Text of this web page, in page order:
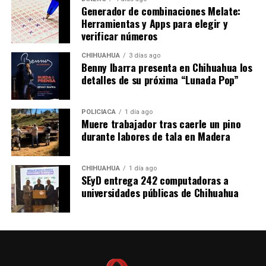
Generador de combinaciones Melate:
Herramientas y Apps para elegir y
verificar números
CHIHUAHUA 3 días ago
Benny Ibarra presenta en Chihuahua los
detalles de su próxima “Lunada Pop”
POLICIACA 1 día ago
Muere trabajador tras caerle un pino
durante labores de tala en Madera
CHIHUAHUA 1 día ago
SEyD entrega 242 computadoras a
universidades públicas de Chihuahua